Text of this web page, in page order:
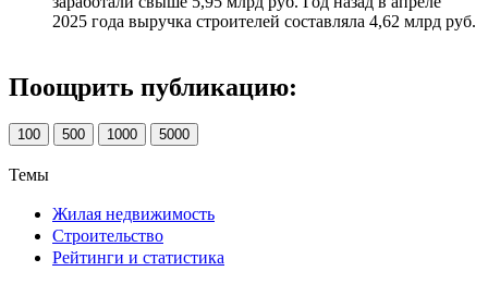
2025 года выручка строителей составляла 4,62 млрд руб.
Поощрить публикацию:
100 500 1000 5000
Темы
Жилая недвижимость
Строительство
Рейтинги и статистика